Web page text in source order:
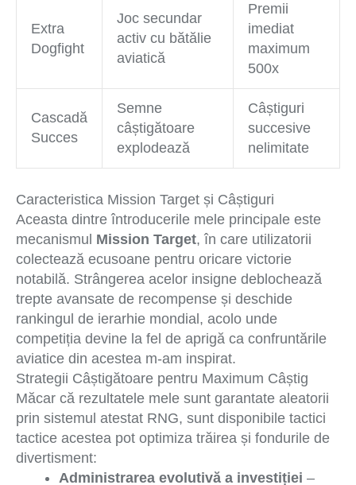
Extra
Dogfight
Joc secundar
activ cu bătălie
aviatică
Premii
imediat
maximum
500x
Cascadă
Succes
Semne
câștigătoare
explodează
Câștiguri
succesive
nelimitate
Caracteristica Mission Target și Câștiguri
Aceasta dintre întroducerile mele principale este
mecanismul Mission Target, în care utilizatorii
colectează ecusoane pentru oricare victorie
notabilă. Strângerea acelor insigne deblochează
trepte avansate de recompense și deschide
rankingul de ierarhie mondial, acolo unde
competiția devine la fel de aprigă ca confruntările
aviatice din acestea m-am inspirat.
Strategii Câștigătoare pentru Maximum Câștig
Măcar că rezultatele mele sunt garantate aleatorii
prin sistemul atestat RNG, sunt disponibile tactici
tactice acestea pot optimiza trăirea și fondurile de
divertisment:
Administrarea evolutivă a investiției –